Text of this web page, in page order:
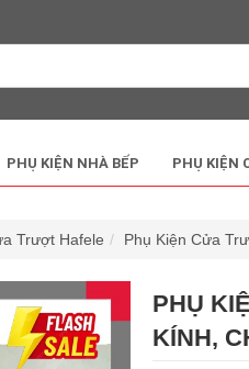
PHỤ KIỆN NHÀ BẾP PHỤ KIỆN
Trượt Hafele Phụ Kiện Cửa
PHỤ
KÍNH,